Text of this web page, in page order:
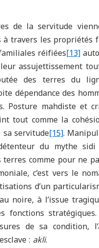
de la servitude
travers les propriétés
réifiées[13]
assujettissement
des terres du
dépendance des
Posture mahdiste et
tout comme la
servitude[15].
du mythe sidi
comme pour ne
c’est vers le
d’un
noire, à l’issue
de sa condition,
: akli.